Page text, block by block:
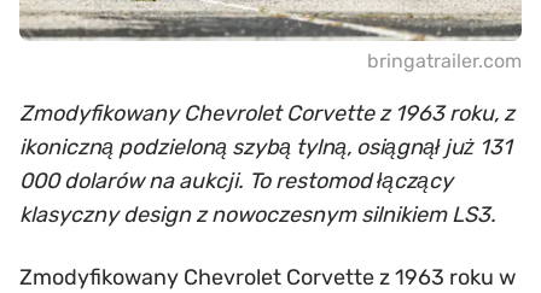
bringatrailer.com
Zmodyfikowany Chevrolet Corvette z 1963 roku, z
ikoniczną podzieloną szybą tylną, osiągnął już 131
000 dolarów na aukcji. To restomod łączący
klasyczny design z nowoczesnym silnikiem LS3.
Zmodyfikowany Chevrolet Corvette z 1963 roku w